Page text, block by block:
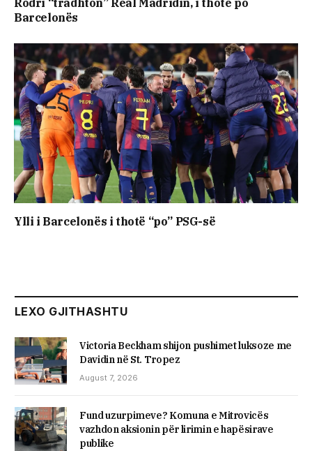
Barcelonës
Ylli i Barcelonës i thotë “po” PSG-së
LEXO GJITHASHTU
Victoria Beckham shijon pushimet luksoze me
Davidin në St. Tropez
August 7, 2026
Fund uzurpimeve? Komuna e Mitrovicës
vazhdon aksionin për lirimin e hapësirave
publike